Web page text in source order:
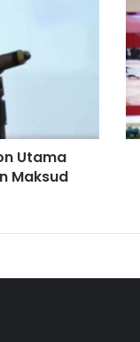
Utama
Maksud